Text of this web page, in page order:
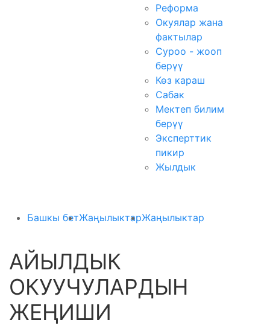
Реформа
Окуялар жана
фактылар
Суроо - жооп
берүү
Көз караш
Сабак
Мектеп билим
берүү
Эксперттик
пикир
Жылдык
Башкы бетЖаңылыктарЖаңылыктар
АЙЫЛДЫК
ОКУУЧУЛАРДЫН
ЖЕҢИШИ